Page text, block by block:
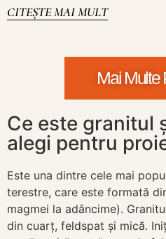
CITEȘTE MAI MULT
Mai Multe
Ce este granitul
alegi pentru
Este una dintre cele mai
terestre, care este formată
magmei la adâncime).
din cuarț, feldspat și mică.